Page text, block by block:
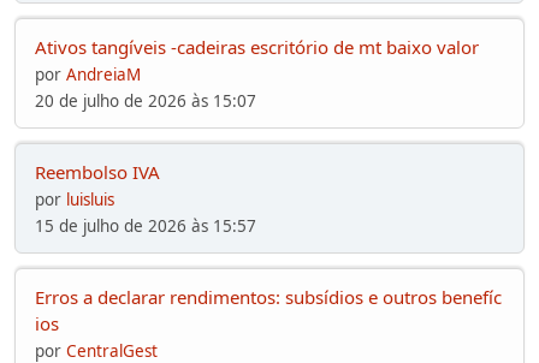
Ativos tangíveis -cadeiras escritório de mt baixo valor
por AndreiaM
20 de julho de 2026 às 15:07
Reembolso IVA
por luisluis
15 de julho de 2026 às 15:57
Erros a declarar rendimentos: subsídios e outros benefíc
ios
por CentralGest